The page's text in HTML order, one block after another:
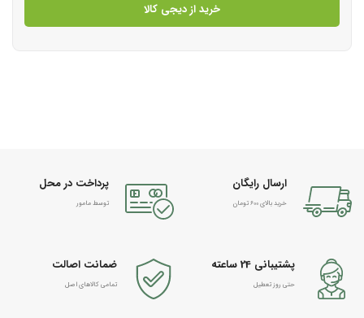
خرید از دیجی کالا
ارسال رایگان
خرید بالای 600 تومان
پرداخت در محل
توسط مامور
پشتیبانی 24 ساعته
حتی روز تعطیل
ضمانت اصالت
تمامی کالاهای اصل